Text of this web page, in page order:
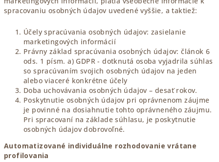
spracovaniu osobných údajov uvedené vyššie, a taktiež:
Účely spracúvania osobných údajov: zasielanie
marketingových informácií
Právny základ spracúvania osobných údajov: článok 6
ods. 1 písm. a) GDPR - dotknutá osoba vyjadrila súhlas
so spracúvaním svojich osobných údajov na jeden
alebo viaceré konkrétne účely
Doba uchovávania osobných údajov – desať rokov.
Poskytnutie osobných údajov pri oprávnenom záujme
je povinné na dosiahnutie tohto oprávneného záujmu.
Pri spracovaní na základe súhlasu, je poskytnutie
osobných údajov dobrovoľné.
Automatizované individuálne rozhodovanie vrátane
profilovania